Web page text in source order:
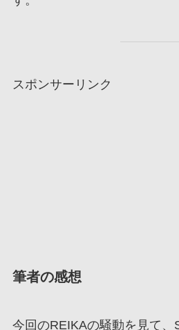
スポンサーリンク
筆者の感想
今回のREIKAの騒動を見て、